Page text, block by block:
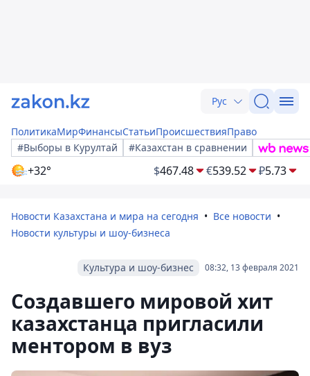
Рус
ПолитикаМирФинансыСтатьиПроисшествияПраво
#Выборы в Курултай
#Казахстан в сравнении
+32° $467.48 €539.52 ₽5.73
Новости Казахстана и мира на сегодня
Все новости
Новости культуры и шоу-бизнеса
08:32, 13 февраля 2021
Культура и шоу-бизнес
Создавшего мировой хит
казахстанца пригласили
ментором в вуз